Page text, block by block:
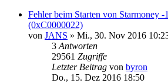
Fehler beim Starten von Starmoney -
(0xC0000022)
von JANS » Mi., 30. Nov 2016
3 Antworten
29561 Zugriffe
Letzter Beitrag von byron
Do., 15. Dez 2016 18:50